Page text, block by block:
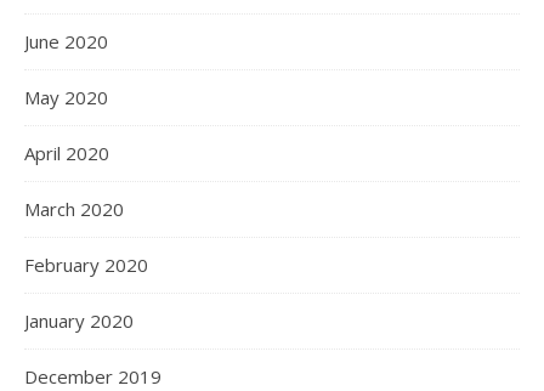
June 2020
May 2020
April 2020
March 2020
February 2020
January 2020
December 2019